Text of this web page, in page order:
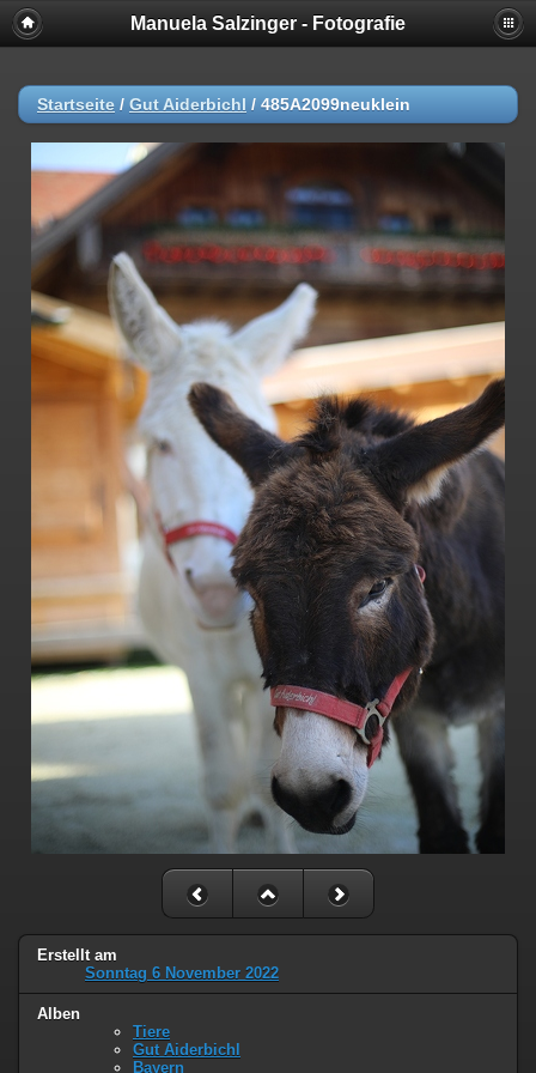
Manuela Salzinger - Fotografie
Startseite / Gut Aiderbichl / 485A2099neuklein
Erstellt am
Sonntag 6 November 2022
Alben
Tiere
Gut Aiderbichl
Bayern